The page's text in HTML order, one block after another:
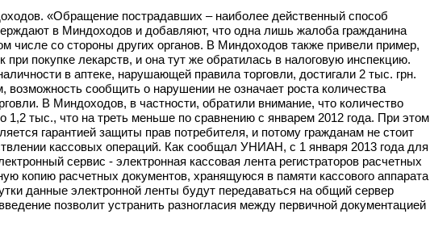
«Обращение пострадавших – наиболее действенный способ
в Миндоходов и добавляют, что одна лишь жалоба гражданина
числе со стороны других органов. В Миндоходов также привели пример,
покупке лекарств, и она тут же обратилась в налоговую инспекцию.
в аптеке, нарушающей правила торговли, достигали 2 тыс. грн.
сообщить о нарушении не означает роста количества
В Миндоходов, в частности, обратили внимание, что количество
1,2 тыс., что на треть меньше по сравнению с январем 2012 года. При этом
гарантией защиты прав потребителя, и потому гражданам не стоит
кассовых операций. Как сообщал УНИАН, с 1 января 2013 года для
сервис - электронная кассовая лента регистраторов расчетных
копию расчетных документов, хранящуюся в памяти кассового аппарата
данные электронной ленты будут передаваться на общий сервер
позволит устранить разногласия между первичной документацией